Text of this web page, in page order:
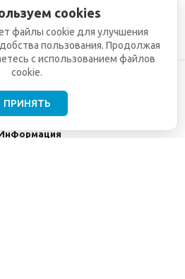
cookies
файлы cookie для улучшения
пользования. Продолжая
с использованием файлов
cookie.
ПРИНЯТЬ